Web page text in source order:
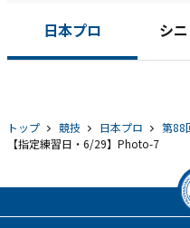
日本プロ シ
トップ 競技 日本プロ 第88
【指定練習日・6/29】Photo-7